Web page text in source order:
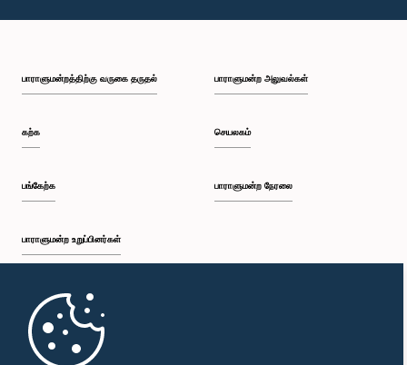
பாராளுமன்றத்திற்கு வருகை தருதல்
கற்க
பங்கேற்க
பாராளுமன்ற உறுப்பினர்கள்
முதற்பக்கம்
பாராளுமன்ற அலுவல்கள்
செயலகம்
பாராளுமன்ற நேரலை